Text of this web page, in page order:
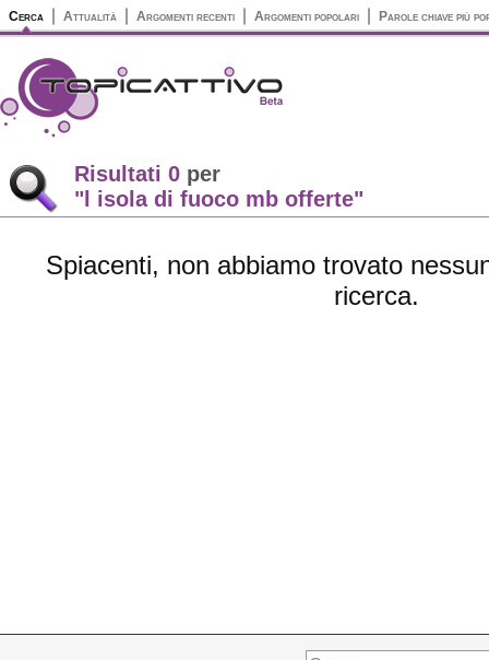
Cerca Attualità Argomenti recenti Argomenti popolari Parole chiave più
Risultati 0 per
"l isola di fuoco mb offerte"
Spiacenti, non abbiamo trovato
ricerca.